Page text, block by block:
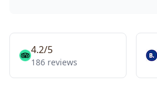
4.2/5
186 reviews